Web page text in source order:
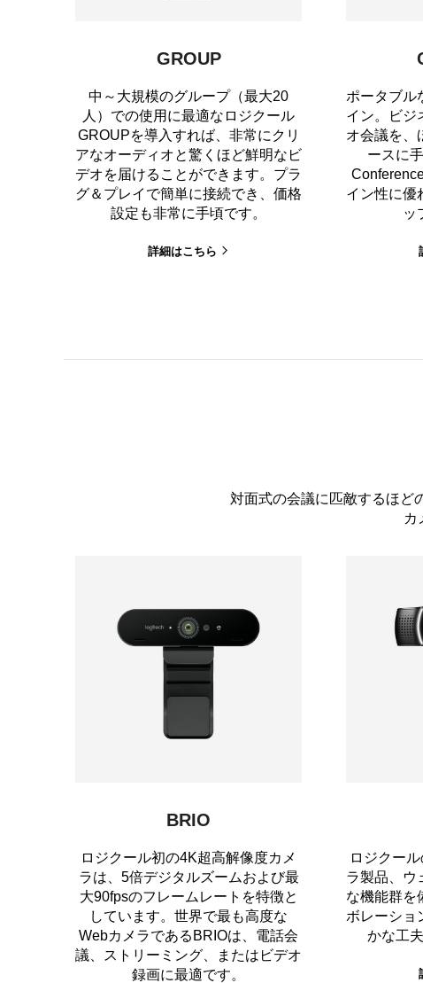
GROUP
中～大規模のグループ（最大20
人）での使用に最適なロジクール
GROUPを導入すれば、非常にクリ
アなオーディオと驚くほど鮮明なビ
デオを届けることができます。プラ
グ＆プレイで簡単に接続でき、価格
設定も非常に手頃です。
詳細はこちら
ポータブル
イン。ビジ
オ会議を、
ースに
イン性に優
ッ
対面式の会議に匹敵するほど
カ
BRIO
ロジクール初の4K超高解像度カメ
ラは、5倍デジタルズームおよび最
大90fpsのフレームレートを特徴と
しています。世界で最も高度な
WebカメラであるBRIOは、電話会
議、ストリーミング、またはビデオ
録画に最適です。
ロジクー
ラ製品、ウ
な機能群を
ボレーショ
かな工